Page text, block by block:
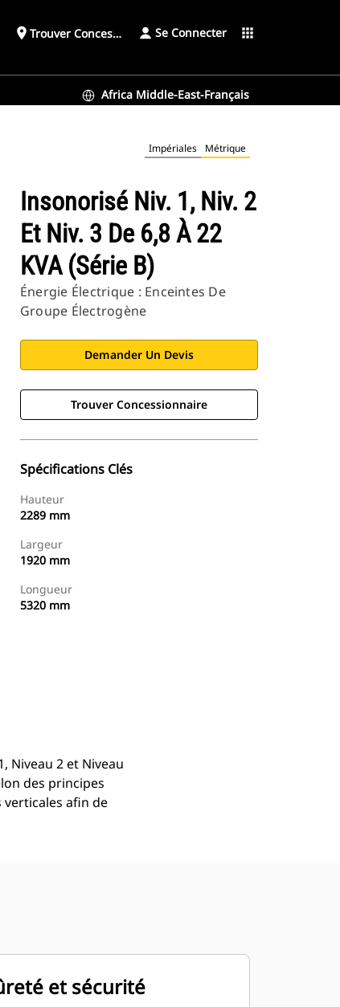
place Trouver ConcessionnaireSe Connecter apps
Africa Middle-East-Français
Impériales Métrique
Insonorisé Niv. 1, Niv. 2
Et Niv. 3 De 6,8 À 22
KVA (série B)
Énergie Électrique : Enceintes De
Groupe Électrogène
Demander Un Devis
Trouver Concessionnaire
Spécifications Clés
Hauteur
2289 mm
Largeur
1920 mm
Longueur
5320 mm
Niveau 2 et Niveau
des principes
afin de
et sécurité